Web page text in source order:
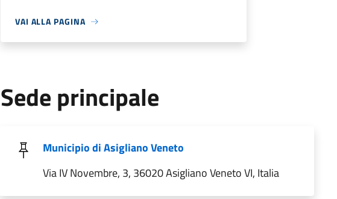
VAI ALLA PAGINA
Sede principale
Municipio di Asigliano Veneto
Via IV Novembre, 3, 36020 Asigliano Veneto VI, Italia